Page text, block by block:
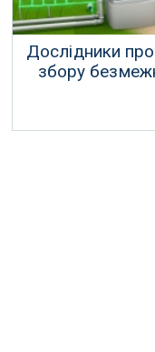
Дослідники
збору